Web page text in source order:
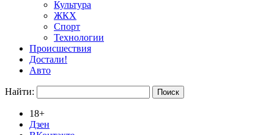
Культура
ЖКХ
Спорт
Технологии
Происшествия
Достали!
Авто
Найти:
18+
Дзен